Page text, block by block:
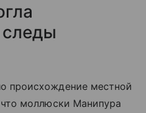
следы
происхождение местной
моллюски Манипура